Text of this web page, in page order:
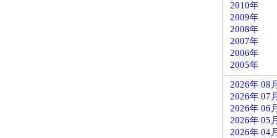
2010年
2009年
2008年
2007年
2006年
2005年
2026年 08月
2026年 07月
2026年 06月
2026年 05月
2026年 04月